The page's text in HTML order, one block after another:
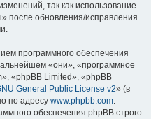
так как использование
после обновления/исправления
программного обеспечения
«они», «программное
«phpBB Limited», «phpBB
General Public License v2» (в
по адресу www.phpbb.com.
обеспечения phpBB строго